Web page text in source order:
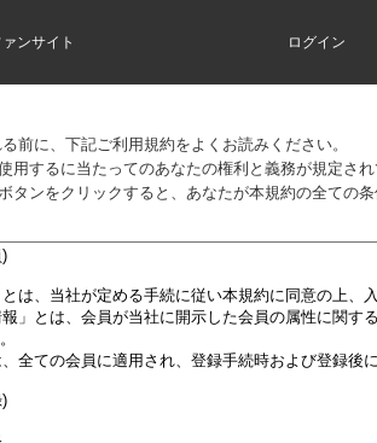
ァンサイト ログイン
前に、下記ご利用規約をよくお読みください。
用するに当たってのあなたの権利と義務が規定され
タンをクリックすると、あなたが本規約の全ての